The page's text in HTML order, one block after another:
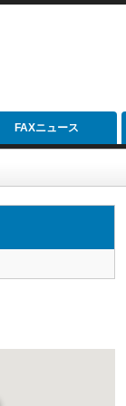
FAXニュース